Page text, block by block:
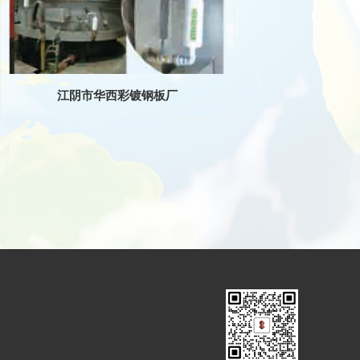
江阴市华西彩镀钢板厂